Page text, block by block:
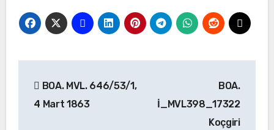
gezinmesi
BOA. MVL. 646/53/1,
4 Mart 1863
BOA.
İ_MVL398_17322
Koçgiri